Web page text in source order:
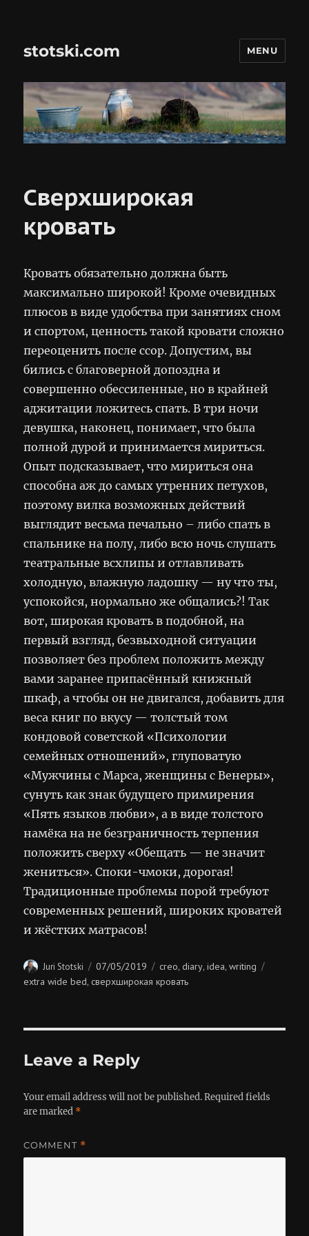
stotski.com MENU
Сверхширокая
кровать
Кровать обязательно должна быть
максимально широкой! Кроме очевидных
плюсов в виде удобства при занятиях сном
и спортом, ценность такой кровати сложно
переоценить после ссор. Допустим, вы
бились с благоверной допоздна и
совершенно обессиленные, но в крайней
аджитации ложитесь спать. В три ночи
девушка, наконец, понимает, что была
полной дурой и принимается мириться.
Опыт подсказывает, что мириться она
способна аж до самых утренних петухов,
поэтому вилка возможных действий
выглядит весьма печально – либо спать в
спальнике на полу, либо всю ночь слушать
театральные всхлипы и отлавливать
холодную, влажную ладошку — ну что ты,
успокойся, нормально же общались?! Так
вот, широкая кровать в подобной, на
первый взгляд, безвыходной ситуации
позволяет без проблем положить между
вами заранее припасённый книжный
шкаф, а чтобы он не двигался, добавить для
веса книг по вкусу — толстый том
кондовой советской «Психологии
семейных отношений», глуповатую
«Мужчины с Марса, женщины с Венеры»,
сунуть как знак будущего примирения
«Пять языков любви», а в виде толстого
намёка на не безграничность терпения
положить сверху «Обещать — не значит
жениться». Споки-чмоки, дорогая!
Традиционные проблемы порой требуют
современных решений, широких кроватей
и жёстких матрасов!
Author
Juri Stotski
Posted
on
07/05/2019 Categories
creo,diary,idea,writing
extra wide bed,сверхширокая кровать
Leave a Reply
Your email address will not be published. Required fields
are marked *
COMMENT *